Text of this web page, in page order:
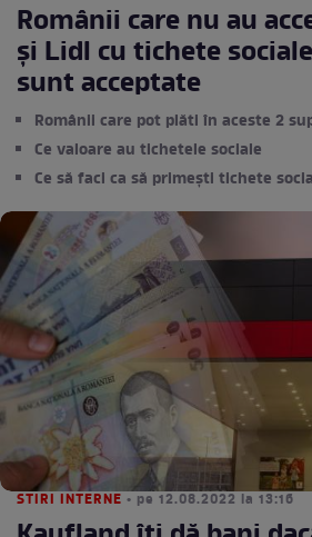
Românii care nu au
și Lidl cu tichete
sunt acceptate
Românii care pot plăti în aceste 2
Ce valoare au tichetele sociale
Ce să faci ca să primești tichete
STIRI INTERNE • pe 12.08.2022 la 13:16